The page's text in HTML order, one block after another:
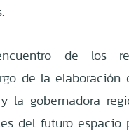
de los
de la
la gobernadora
del futuro espacio